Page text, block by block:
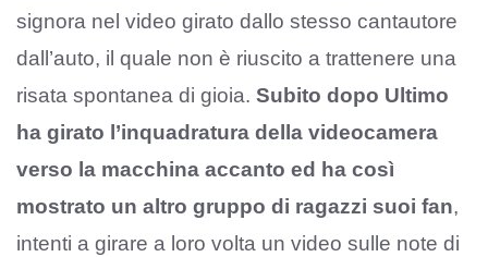
signora nel video girato dallo stesso cantautore
dall’auto, il quale non è riuscito a trattenere una
risata spontanea di gioia. Subito dopo Ultimo
ha girato l’inquadratura della videocamera
verso la macchina accanto ed ha così
mostrato un altro gruppo di ragazzi suoi fan,
intenti a girare a loro volta un video sulle note di